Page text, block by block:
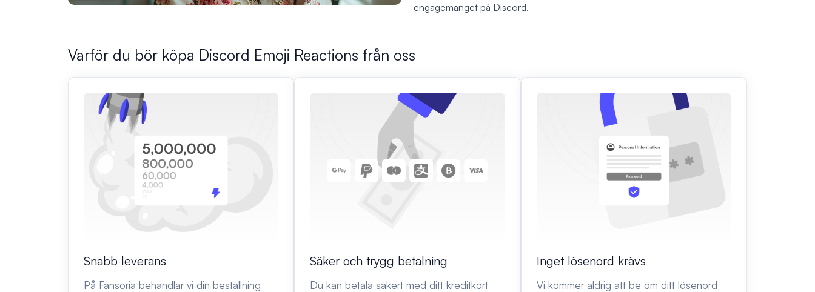
engagemanget på Discord.
Varför du bör köpa Discord Emoji Reactions från oss
Snabb leverans
På Fansoria behandlar vi din beställning
Säker och trygg betalning
Du kan betala säkert med ditt kreditkort
Inget lösenord krävs
Vi kommer aldrig att be om ditt lösenord